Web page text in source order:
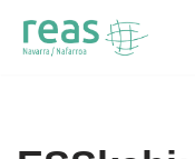
Saltar